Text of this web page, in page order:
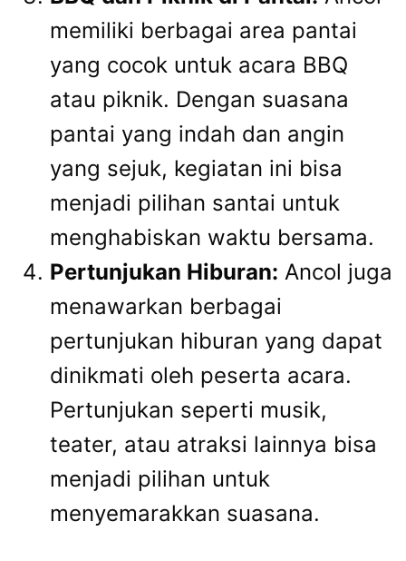
memiliki berbagai area pantai
yang cocok untuk acara BBQ
atau piknik. Dengan suasana
pantai yang indah dan angin
yang sejuk, kegiatan ini bisa
menjadi pilihan santai untuk
menghabiskan waktu bersama.
Pertunjukan Hiburan: Ancol juga
menawarkan berbagai
pertunjukan hiburan yang dapat
dinikmati oleh peserta acara.
Pertunjukan seperti musik,
teater, atau atraksi lainnya bisa
menjadi pilihan untuk
menyemarakkan suasana.